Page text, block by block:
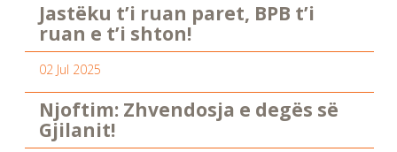
Jastëku t’i ruan paret, BPB t’i
ruan e t’i shton!
02 Jul 2025
Njoftim: Zhvendosja e degës së
Gjilanit!